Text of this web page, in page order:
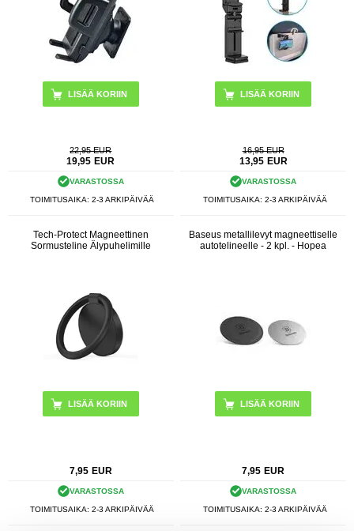
22,95 EUR
19,95 EUR
VARASTOSSA
TOIMITUSAIKA: 2-3 ARKIPÄIVÄÄ
16,95 EUR
13,95 EUR
VARASTOSSA
TOIMITUSAIKA: 2-3 ARKIPÄIVÄÄ
Tech-Protect Magneettinen
Sormusteline Älypuhelimille
LISÄÄ KORIIN
7,95 EUR
VARASTOSSA
TOIMITUSAIKA: 2-3 ARKIPÄIVÄÄ
Baseus metallilevyt magneettiselle
autotelineelle - 2 kpl. - Hopea
7,95 EUR
VARASTOSSA
TOIMITUSAIKA: 2-3 ARKIPÄIVÄÄ